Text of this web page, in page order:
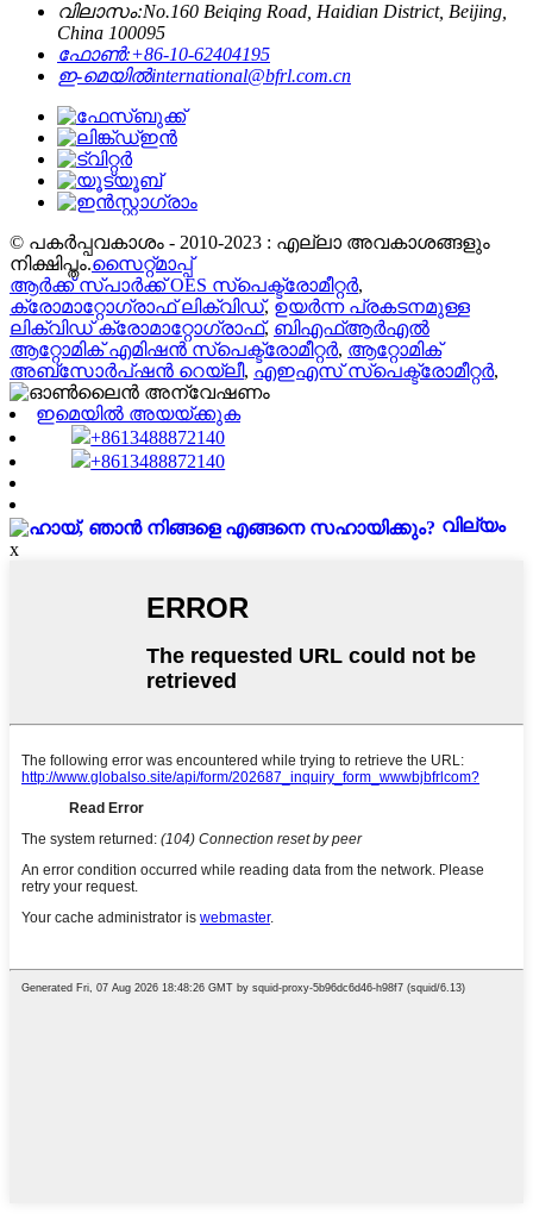
വിലാസം:No.160 Beiqing Road, Haidian District, Beijing,
China 100095
ഫോൺ:+86-10-62404195
ഇ-മെയിൽinternational@bfrl.com.cn
© പകർപ്പവകാശം - 2010-2023 : എല്ലാ അവകാശങ്ങളും
നിക്ഷിപ്തം.സൈറ്റ്മാപ്പ്
ആർക്ക് സ്പാർക്ക് OES സ്പെക്ട്രോമീറ്റർ,
ക്രോമാറ്റോഗ്രാഫ് ലിക്വിഡ്, ഉയർന്ന പ്രകടനമുള്ള
ലിക്വിഡ് ക്രോമാറ്റോഗ്രാഫ്, ബിഎഫ്ആർഎൽ
ആറ്റോമിക് എമിഷൻ സ്പെക്ട്രോമീറ്റർ, ആറ്റോമിക്
അബ്സോർപ്ഷൻ റെയ്‌ലീ, എഇഎസ് സ്പെക്ട്രോമീറ്റർ,
ഇമെയിൽ അയയ്ക്കുക
+8613488872140
+8613488872140
വില്യം
x